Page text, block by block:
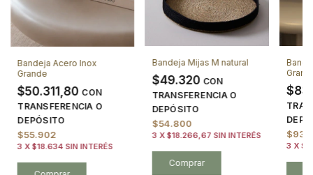
Bandeja Acero Inox
Grande
$55.902
$50.311,80 CON
TRANSFERENCIA O
DEPÓSITO
3 X $18.634 SIN INTERÉS
Bandeja Mijas M natural
$54.800
$49.320 CON
TRANSFERENCIA O
DEPÓSITO
3 X $18.266,67 SIN INTERÉS
3 X